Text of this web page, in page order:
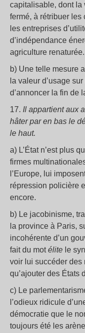
capitalisable, dont la
fermé, à rétribuer
les entreprises
d’indépendance
agriculture renaturée.
b) Une telle mesure
la valeur d’usage
d’annoncer la fin de
17. Il appartient aux
hâter par en bas le
le haut.
a) L’État n’est plus
firmes
l’Europe, lui
répression policière
encore.
b) Le jacobinisme,
la province à Paris,
incohérente d’un
fait du motélite le
voir lui succéder des
qu’ajouter des États
c) Le
l’odieux ridicule
démocratie que le
toujours été les